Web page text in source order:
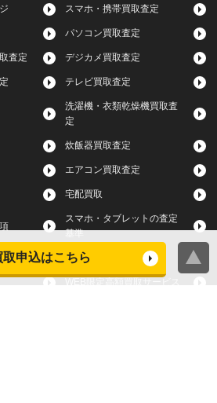
取申込はこちら
スマホ・携帯買取査定
パソコン買取査定
査定 デジカメ買取査定
テレビ買取査定
洗濯機・衣類乾燥機買取査
定
炊飯器買取査定
エアコン買取査定
宅配買取
スマホ・タブレットの査定
基準